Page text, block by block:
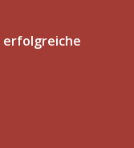
erfolgreiche